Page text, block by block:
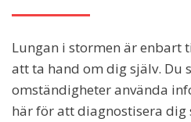
Lungan i stormen är
att ta hand om dig själv. Du
omständigheter använda
här för att diagnostisera dig